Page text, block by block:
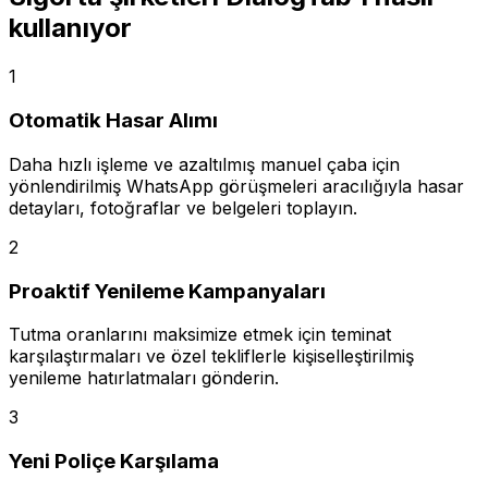
kullanıyor
1
Otomatik Hasar Alımı
Daha hızlı işleme ve azaltılmış manuel çaba için
yönlendirilmiş WhatsApp görüşmeleri aracılığıyla hasar
detayları, fotoğraflar ve belgeleri toplayın.
2
Proaktif Yenileme Kampanyaları
Tutma oranlarını maksimize etmek için teminat
karşılaştırmaları ve özel tekliflerle kişiselleştirilmiş
yenileme hatırlatmaları gönderin.
3
Yeni Poliçe Karşılama